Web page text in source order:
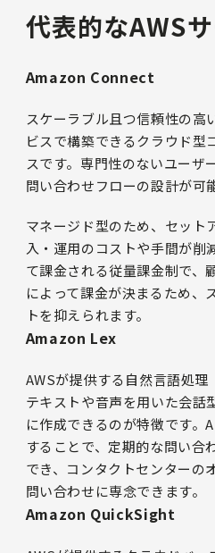
代表的なAWS
Amazon Connect
スケーラブル且つ信頼性の高
ビスで構築できるクラウド型
スです。専門性のないユーザ
問い合わせフローの設計が可
マネージド型のため、セット
入・運用のコストや手間が削
て課金される従量課金制で、
によって課金が決まるため、
トを抑えられます。
Amazon Lex
AWSが提供する自然言語処理
テキストや音声を用いた会話
に作成できるのが特徴です
することで、定期的な問い合
でき、コンタクトセンターの
問い合わせに専念できます。
Amazon QuickSight